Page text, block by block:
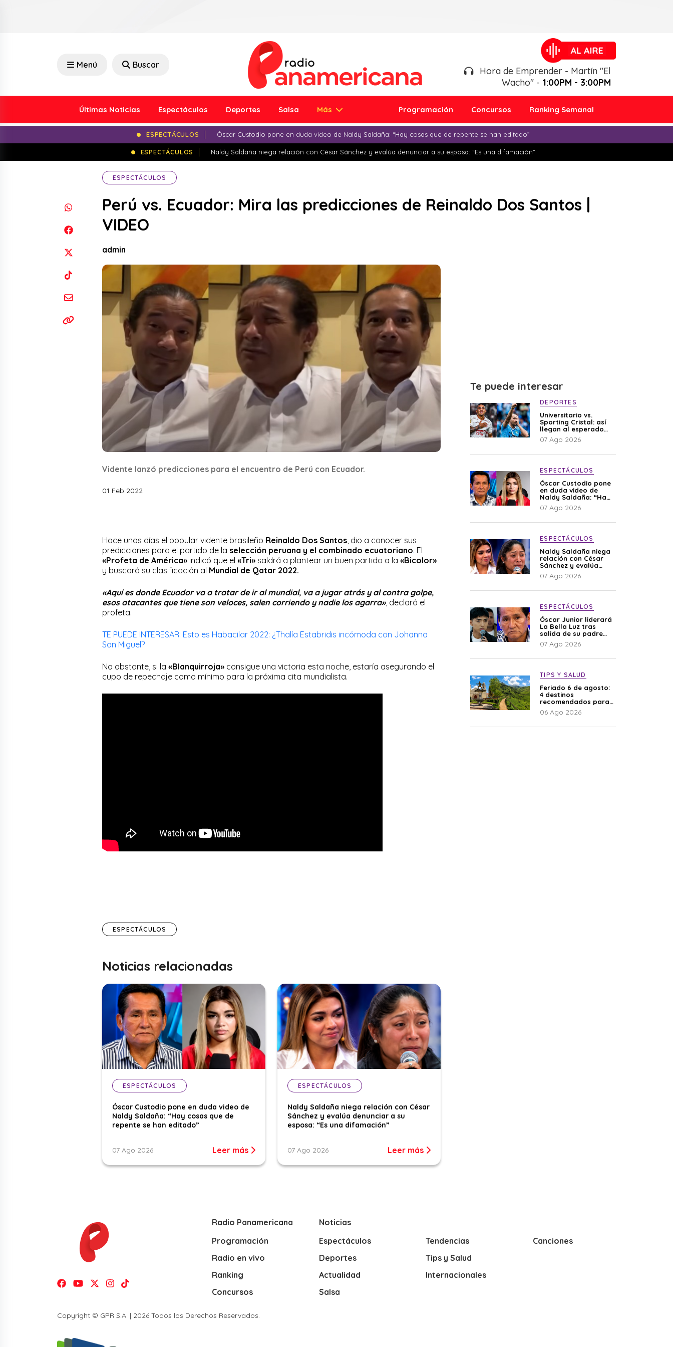
Menú Buscar
Hora de Emprender - Martín "El
Wacho" - 1:00PM - 3:00PM
Últimas Noticias Espectáculos Deportes Salsa Más Programación Concursos Ranking Semanal
ESPECTÁCULOS Óscar Custodio pone en duda video de Naldy Saldaña: “Hay cosas que de repente se han editado”
ESPECTÁCULOS Naldy Saldaña niega relación con César Sánchez y evalúa denunciar a su esposa: “Es una difamación”
ESPECTÁCULOS
Perú vs. Ecuador: Mira las predicciones de Reinaldo Dos Santos |
VIDEO
admin
Vidente lanzó predicciones para el encuentro de Perú con Ecuador.
01 Feb 2022
Hace unos días el popular vidente brasileño Reinaldo Dos Santos , dio a conocer sus
predicciones para el partido de la selección peruana y el combinado ecuatoriano. El
«Profeta de América» indicó que el «Tri» saldrá a plantear un buen partido a la «Bicolor»
y buscará su clasificación al Mundial de Qatar 2022.
«Aquí es donde Ecuador va a tratar de ir al mundial, va a jugar atrás y al contra golpe,
esos atacantes que tiene son veloces, salen corriendo y nadie los agarra», declaró el
profeta.
TE PUEDE INTERESAR: Esto es Habacilar 2022: ¿Thalía Estabridis incómoda con Johanna
San Miguel?
No obstante, si la «Blanquirroja» consigue una victoria esta noche, estaría asegurando el
cupo de repechaje como mínimo para la próxima cita mundialista.
ESPECTÁCULOS
Noticias relacionadas
ESPECTÁCULOS
Óscar Custodio pone en duda video de
Naldy Saldaña: “Hay cosas que de
repente se han editado”
07 Ago 2026 Leer más
ESPECTÁCULOS
Naldy Saldaña niega relación con César
Sánchez y evalúa denunciar a su
esposa: “Es una difamación”
07 Ago 2026 Leer más
Te puede interesar
DEPORTES
Universitario vs.
Sporting Cristal: así
llegan al esperado
duelo
07 Ago 2026
ESPECTÁCULOS
Óscar Custodio pone
en duda video de
Naldy Saldaña: “Hay
cosas que de repente
se han editado”
07 Ago 2026
ESPECTÁCULOS
Naldy Saldaña niega
relación con César
Sánchez y evalúa
denunciar a su
esposa: “Es una
07 Ago 2026
ESPECTÁCULOS
Óscar Junior liderará
La Bella Luz tras
salida de su padre
por polémica con
Naldy Saldaña
07 Ago 2026
TIPS Y SALUD
Feriado 6 de agosto:
4 destinos
recomendados para
disfrutar el descanso
06 Ago 2026
Radio Panamericana
Programación
Radio en vivo
Ranking
Concursos
Noticias
Espectáculos
Deportes
Actualidad
Salsa
Tendencias
Tips y Salud
Internacionales
Canciones
Copyright © GPR S.A. | 2026 Todos los Derechos Reservados.